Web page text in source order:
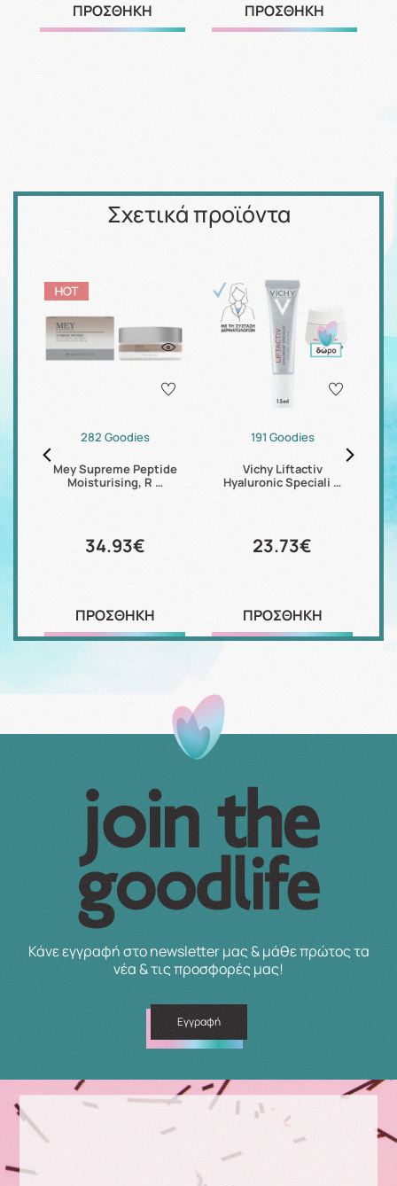
ΠΡΟΣΘΗΚΗ ΠΡΟΣΘΗΚΗ
Σχετικά προϊόντα
282 Goodies
Mey Supreme Peptide
Moisturising, R …
34.93€
ΠΡΟΣΘΗΚΗ
191 Goodies
Vichy Liftactiv
Hyaluronic Speciali …
23.73€
ΠΡΟΣΘΗΚΗ
Κάνε εγγραφή στο newsletter μας & μάθε πρώτος τα
νέα & τις προσφορές μας!
Εγγραφή